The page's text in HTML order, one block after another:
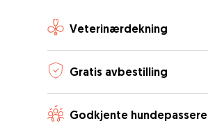
Veterinærdekning
Gratis avbestilling
Godkjente hundepassere